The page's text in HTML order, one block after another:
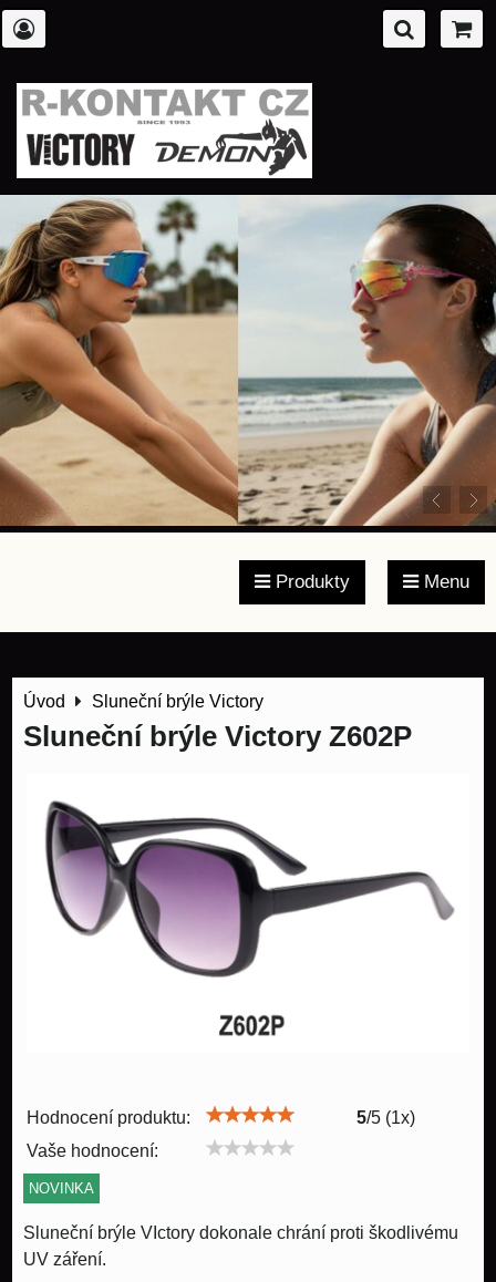
Produkty Menu
Úvod Sluneční brýle Victory
Sluneční brýle Victory Z602P
Hodnocení produktu: 5/5 (1x)
Vaše hodnocení:
NOVINKA
Sluneční brýle VIctory dokonale chrání proti škodlivému
UV záření.